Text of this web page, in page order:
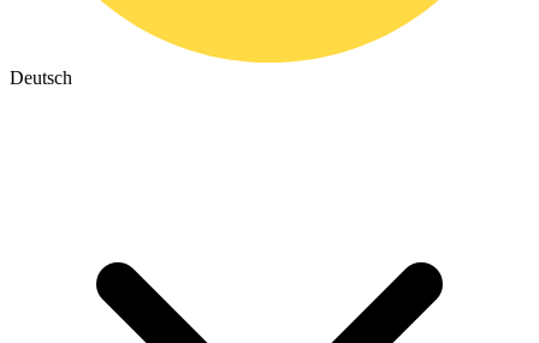
Deutsch